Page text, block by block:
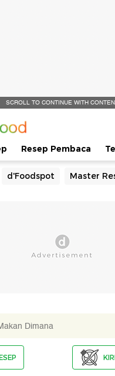
SCROLL TO CONTINUE WITH
Resep Pembaca
d'Foodspot Master